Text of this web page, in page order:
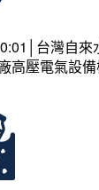
台灣自來
高壓電氣設